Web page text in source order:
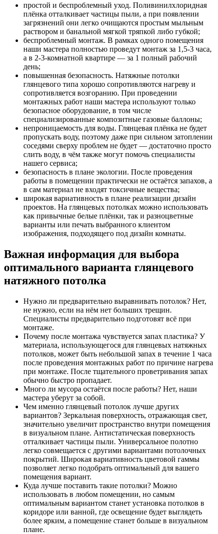
простой и беспроблемный уход. Поливинилхлоридная
плёнка отталкивает частицы пыли, а при появлении
загрязнений они легко очищаются простым мыльным
раствором и банальной мягкой тряпкой либо губкой;
беспроблемный монтаж. В рамках одного помещения
наши мастера полностью проведут монтаж за 1,5-3 часа,
а в 2-3-комнатной квартире — за 1 полный рабочий
день;
повышенная безопасность. Натяжные потолки
глянцевого типа хорошо сопротивляются нагреву и
сопротивляется возгоранию. При проведении
монтажных работ наши мастера используют только
безопасное оборудование, в том числе
специализированные композитные газовые баллоны;
непроницаемость для воды. Глянцевая плёнка не будет
пропускать воду, поэтому даже при сильном затоплении
соседями сверху проблем не будет — достаточно просто
слить воду, в чём также могут помочь специалисты
нашего сервиса;
безопасность в плане экологии. После проведения
работы в помещении практически не остаётся запахов, а
в сам материал не входят токсичные вещества;
широкая вариативность в плане реализации дизайн
проектов. На глянцевых потолках можно использовать
как привычные белые плёнки, так и разноцветные
варианты или печать выбранного клиентом
изображения, подходящего под дизайн комнаты.
Важная информация для выбора
оптимального варианта глянцевого
натяжного потолка
Нужно ли предварительно выравнивать потолок? Нет,
не нужно, если на нём нет больших трещин.
Специалисты предварительно подготовят всё при
монтаже.
Почему после монтажа чувствуется запах пластика? У
материала, использующегося для глянцевых натяжных
потолков, может быть небольшой запах в течение 1 часа
после проведения монтажных работ по причине нагрева
при монтаже. После тщательного проветривания запах
обычно быстро пропадает.
Много ли мусора остаётся после работы? Нет, наши
мастера уберут за собой.
Чем именно глянцевый потолок лучше других
вариантов? Зеркальная поверхность, отражающая свет,
значительно увеличит пространство внутри помещения
в визуальном плане. Антистатическая поверхность
отталкивает частицы пыли. Универсальное полотно
легко совмещается с другими вариантами потолочных
покрытий. Широкая вариативность цветовой гаммы
позволяет легко подобрать оптимальный для вашего
помещения вариант.
Куда лучше поставить такие потолки? Можно
использовать в любом помещении, но самым
оптимальным вариантом станет установка потолков в
коридоре или ванной, где освещение будет выглядеть
более ярким, а помещение станет больше в визуальном
плане.